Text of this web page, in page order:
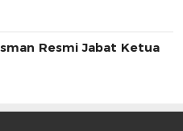
Resmi Jabat Ketua